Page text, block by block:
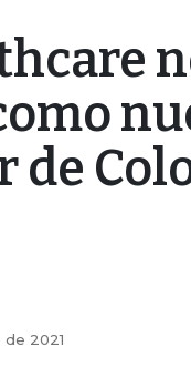
de
2021